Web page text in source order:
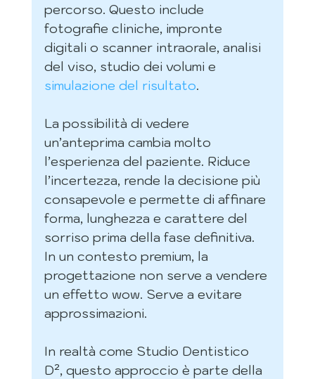
percorso. Questo include
fotografie cliniche, impronte
digitali o scanner intraorale, analisi
del viso, studio dei volumi e
simulazione del risultato.
La possibilità di vedere
un’anteprima cambia molto
l’esperienza del paziente. Riduce
l’incertezza, rende la decisione più
consapevole e permette di affinare
forma, lunghezza e carattere del
sorriso prima della fase definitiva.
In un contesto premium, la
progettazione non serve a vendere
un effetto wow. Serve a evitare
approssimazioni.
In realtà come Studio Dentistico
D², questo approccio è parte della